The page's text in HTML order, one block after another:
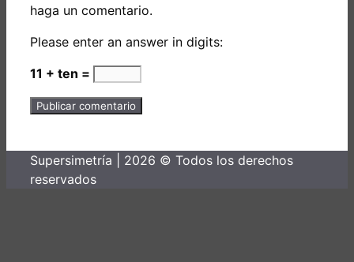
haga un comentario.
Please enter an answer in digits:
11 + ten =
Supersimetría | 2026 © Todos los derechos
reservados